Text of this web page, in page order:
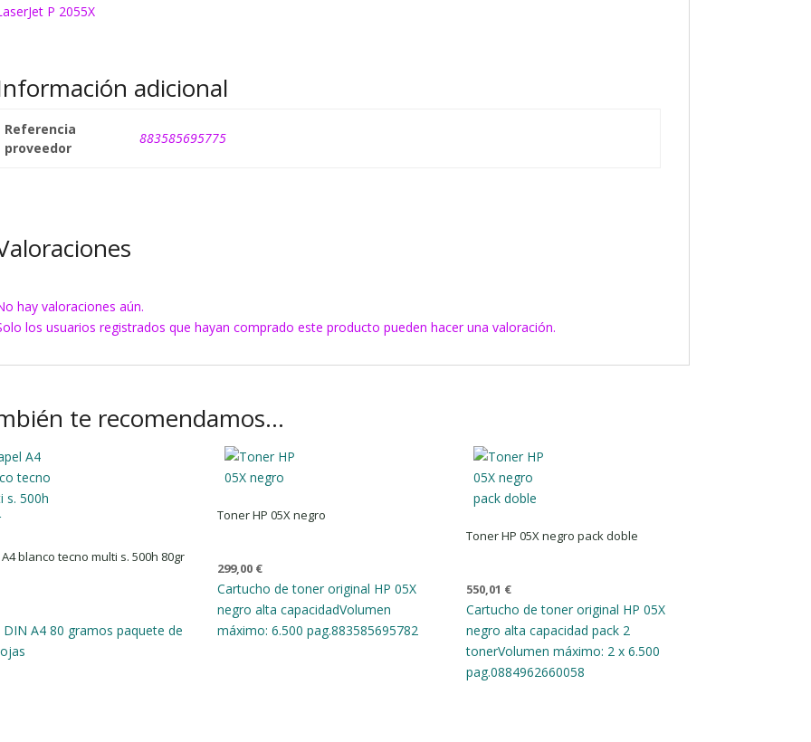
P 2055X
adicional
Referencia
proveedor
883585695775
hay valoraciones aún.
los usuarios registrados que hayan comprado este producto pueden hacer una valoración.
te recomendamos…
blanco tecno multi s. 500h 80gr
DIN A4 80 gramos paquete de
Toner HP 05X negro
299,00 €
Cartucho de toner original HP 05X
negro alta capacidadVolumen
máximo: 6.500 pag.883585695782
Toner HP 05X negro pack doble
550,01 €
Cartucho de toner original HP 05X
negro alta capacidad pack 2
tonerVolumen máximo: 2 x 6.500
pag.0884962660058